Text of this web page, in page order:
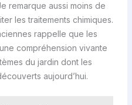
remarque aussi moins de
les traitements chimiques.
rappelle que les
compréhension vivante
du jardin dont les
aujourd’hui.